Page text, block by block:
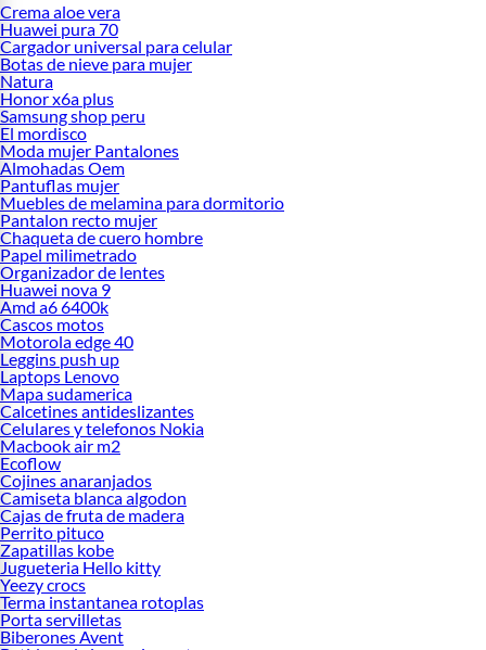
Crema aloe vera
Huawei pura 70
Cargador universal para celular
Botas de nieve para mujer
Natura
Honor x6a plus
Samsung shop peru
El mordisco
Moda mujer Pantalones
Almohadas Oem
Pantuflas mujer
Muebles de melamina para dormitorio
Pantalon recto mujer
Chaqueta de cuero hombre
Papel milimetrado
Organizador de lentes
Huawei nova 9
Amd a6 6400k
Cascos motos
Motorola edge 40
Leggins push up
Laptops Lenovo
Mapa sudamerica
Calcetines antideslizantes
Celulares y telefonos Nokia
Macbook air m2
Ecoflow
Cojines anaranjados
Camiseta blanca algodon
Cajas de fruta de madera
Perrito pituco
Zapatillas kobe
Jugueteria Hello kitty
Yeezy crocs
Terma instantanea rotoplas
Porta servilletas
Biberones Avent